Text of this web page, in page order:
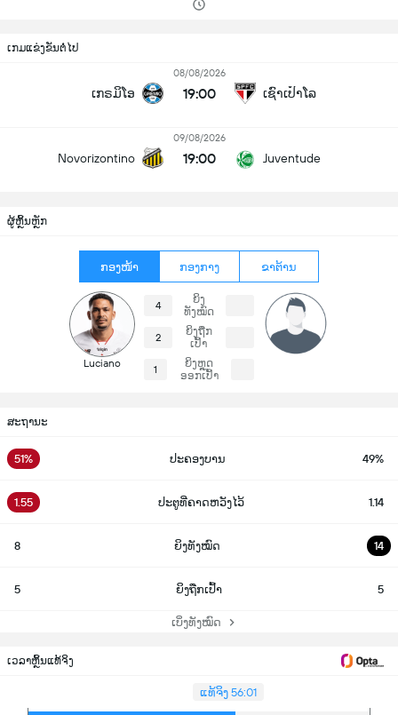
ເກມແຂ່ງຂັນຕໍ່ໄປ
ເກຣມິໂອ
08/08/2026
19:00 ເຊົາເປົາໂລ
Novorizontino
09/08/2026
19:00 Juventude
ຜູ້ຫຼິ້ນຫຼັກ
ກອງໜ້າ ກອງກາງ ຂາຕ້ານ
Luciano
4
ຍິງ
ທັງໝົດ
2
ຍິງຖືກ
ເປົ້າ
1
ຍິງຫຼຸດ
ອອກເປົ້າ
ສະຖານະ
51% ປະຄອງບານ 49%
1.55 ປະຕູທີ່ຄາດຫວັງໄວ້ 1.14
8 ຍິງທັງໝົດ 14
5 ຍິງຖືກເປົ້າ 5
ເບິ່ງທັງໝົດ
ເວລາຫຼິ້ນແທ້ຈິງ
ແທ້ຈິງ 56:01